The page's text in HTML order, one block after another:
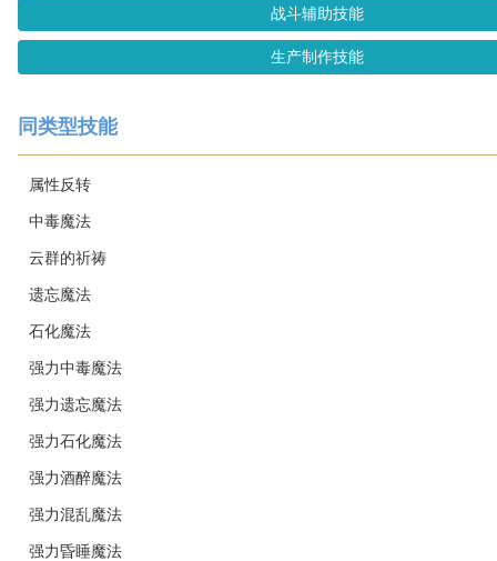
战斗辅助技能
生产制作技能
同类型技能
属性反转
中毒魔法
云群的祈祷
遗忘魔法
石化魔法
强力中毒魔法
强力遗忘魔法
强力石化魔法
强力酒醉魔法
强力混乱魔法
强力昏睡魔法